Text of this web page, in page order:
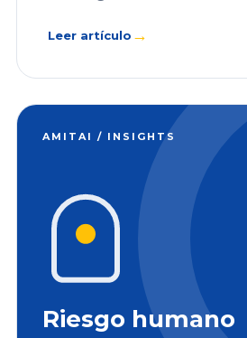
Leer artículo →
AMITAI / INSIGHTS
Riesgo humano